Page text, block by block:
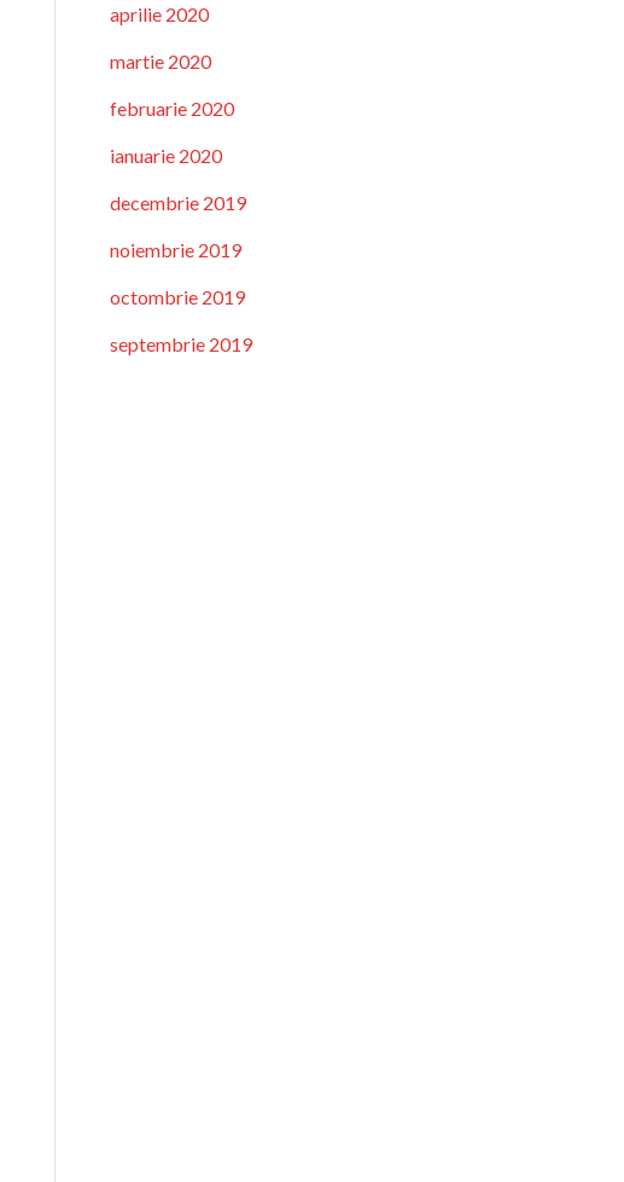
aprilie 2020
martie 2020
februarie 2020
ianuarie 2020
decembrie 2019
noiembrie 2019
octombrie 2019
septembrie 2019